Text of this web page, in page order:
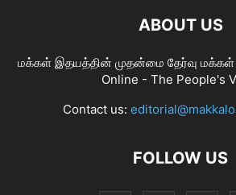
ABOUT US
மக்கள் இதயத்தின் முதன்மை தேர்வு மக்கள்
Online - The People's
Contact us:
FOLLOW US